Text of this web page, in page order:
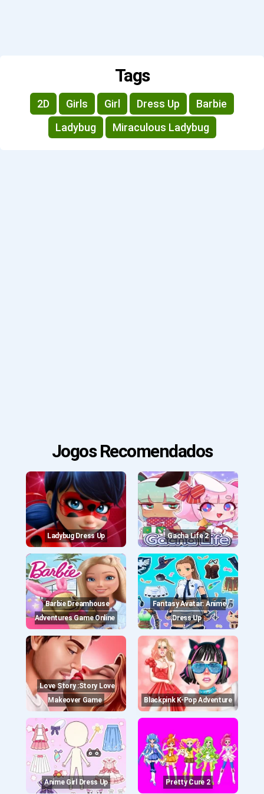
Tags
2D Girls Girl Dress Up
Barbie
Ladybug
Miraculous Ladybug
Jogos Recomendados
Ladybug Dress Up Gacha Life 2
Barbie Dreamhouse
Adventures Game Online
Fantasy Avatar: Anime
Dress Up
Love Story :story Love
Makeover Game
Blackpink K-Pop Adventure
Anime Girl Dress Up Pretty Cure 2